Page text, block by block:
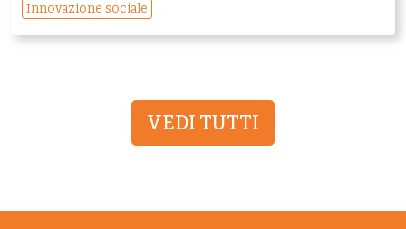
Innovazione sociale
VEDI TUTTI